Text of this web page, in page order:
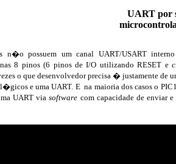
UART por
n�o possuem um canal UART/USART
8 pinos (6 pinos de I/O utilizando RESET e
o que desenvolvedor precisa � justamente de
e uma UART. E na maioria dos casos o
UART viasoftware com capacidade de enviar